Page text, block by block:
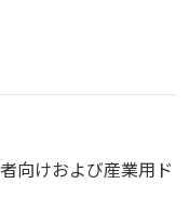
向けおよび産業用ド